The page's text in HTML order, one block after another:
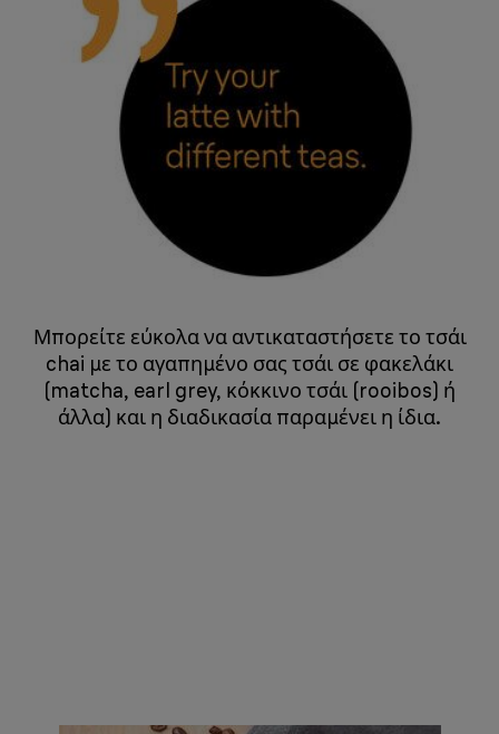
Μπορείτε εύκολα να αντικαταστήσετε το τσάι
chai με το αγαπημένο σας τσάι σε φακελάκι
(matcha, earl grey, κόκκινο τσάι (rooibos) ή
άλλα) και η διαδικασία παραμένει η ίδια.